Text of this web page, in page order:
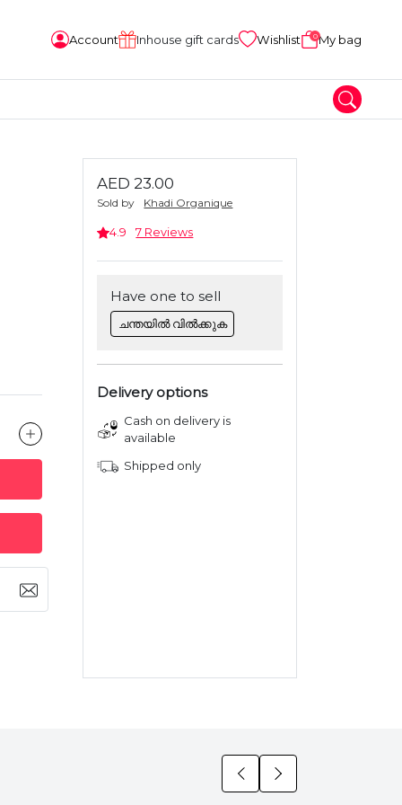
Account Inhouse gift cards Wishlist 0My bag
AED 23.00
Sold by Khadi Organique
4.9 7 Reviews
Have one to sell
ചന്തയിൽ വിൽക്കുക
Delivery options
Cash on delivery is
available
Shipped only